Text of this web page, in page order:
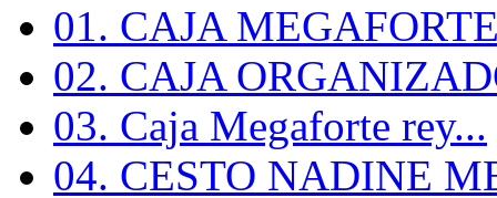
01. CAJA
02. CAJA
03. Caja Megaforte rey...
04. CESTO NADINE